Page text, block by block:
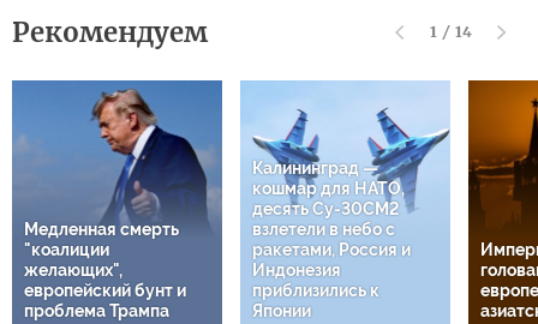
Рекомендуем 1 / 14
Медленная смерть
"коалиции
желающих",
европейский бунт и
проблема Трампа
Калининград —
кошмар для НАТО,
десять Су-30СМ2
взлетели в небо с
ракетами, Россия и
Индонезия
приблизились к
Японии